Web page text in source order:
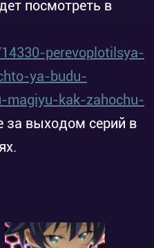
посмотреть в
perevoplotilsya-
ya-budu-
magiyu-kak-zahochu-
за выходом серий в